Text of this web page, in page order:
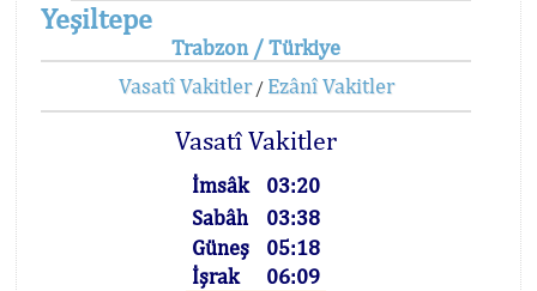
Yeşiltepe
Trabzon / Türkiye
Vasatî Vakitler/ Ezânî Vakitler
Vasatî Vakitler
İmsâk
03:20
Sabâh
03:38
Güneş
05:18
İşrak
06:09